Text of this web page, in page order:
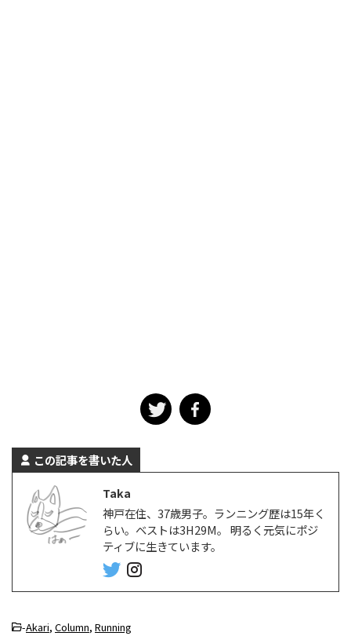
この記事を書いた人
Taka
神戸在住、37歳男子。ランニング歴は15年く
らい。ベストは3H29M。 明るく元気にポジ
ティブに生きています。
-Akari, Column, Running